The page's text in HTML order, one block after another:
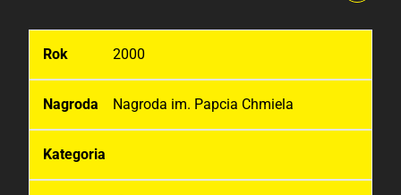
2000
Nagroda im. Papcia Chmiela